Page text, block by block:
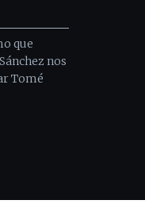
que
nos
Tomé